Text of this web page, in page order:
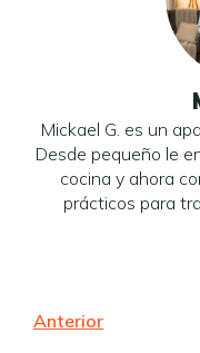
Mickael G. es un
Desde pequeño le
cocina y ahora
prácticos para
Anterior